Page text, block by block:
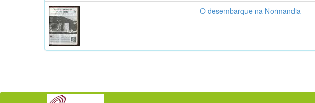
-
O desembarque na Normandia